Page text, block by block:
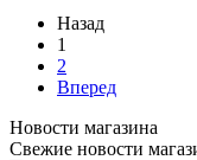
Назад
1
2
Вперед
Новости магазина
Свежие новости